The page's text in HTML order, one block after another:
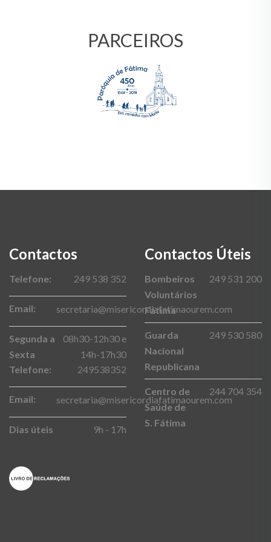
PARCEIROS
Contactos
Telefone: 249 538 352
Email: secretaria@misericordiafatimaourem.com
Segunda a
Sexta
08h30-12h30 e
14h-17h30
Telefone:
249538352
Email: secretaria@misericordiafatimaourem.com
Dias úteis 9h - 17h
Contactos Úteis
Bombeiros
Voluntários
Fátima
249 531 200
Guarda
Nacional
Republicana
249 530 580
Centro de
Saúde de
S. Fátima
244 704 354